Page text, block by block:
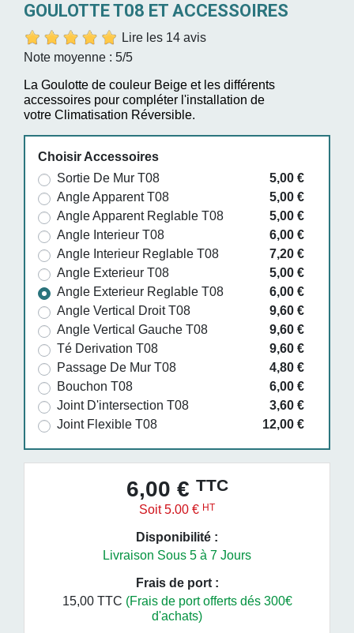
GOULOTTE T08 ET ACCESSOIRES
Lire les 14 avis
Note moyenne : 5/5
La Goulotte de couleur Beige et les différents
accessoires pour compléter l'installation de
votre Climatisation Réversible.
Choisir Accessoires
Sortie De Mur T08
5,00 €
Angle Apparent T08
5,00 €
Angle Apparent Reglable T08
5,00 €
Angle Interieur T08
6,00 €
Angle Interieur Reglable T08
7,20 €
Angle Exterieur T08
5,00 €
Angle Exterieur Reglable T08
6,00 €
Angle Vertical Droit T08
9,60 €
Angle Vertical Gauche T08
9,60 €
Té Derivation T08
9,60 €
Passage De Mur T08
4,80 €
Bouchon T08
6,00 €
Joint D'intersection T08
3,60 €
Joint Flexible T08
12,00 €
6,00 € TTC
Soit 5.00 € HT
Disponibilité :
Livraison Sous 5 à 7 Jours
Frais de port :
15,00 TTC (Frais de port offerts dés 300€
d'achats)